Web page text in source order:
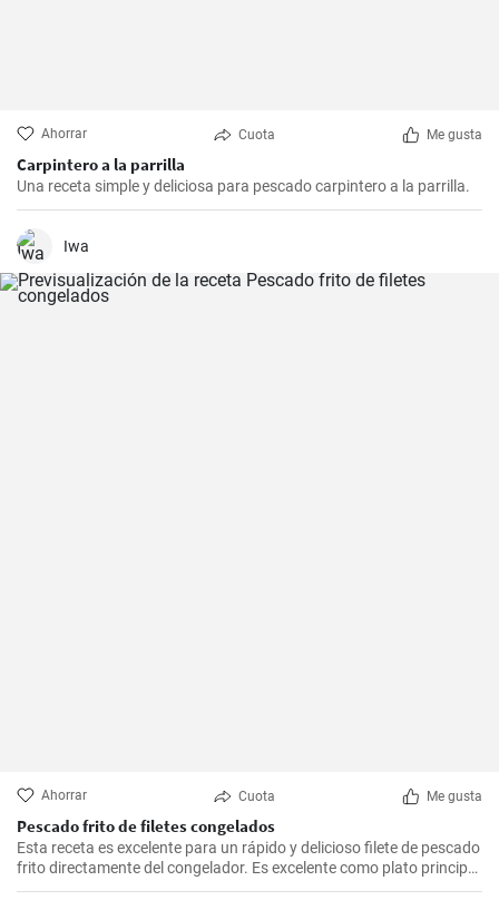
Ahorrar Cuota Me gusta
Carpintero a la parrilla
Una receta simple y deliciosa para pescado carpintero a la parrilla.
Iwa
Ahorrar Cuota Me gusta
Pescado frito de filetes congelados
Esta receta es excelente para un rápido y delicioso filete de pescado
frito directamente del congelador. Es excelente como plato principal
con un acompañamiento de verduras.